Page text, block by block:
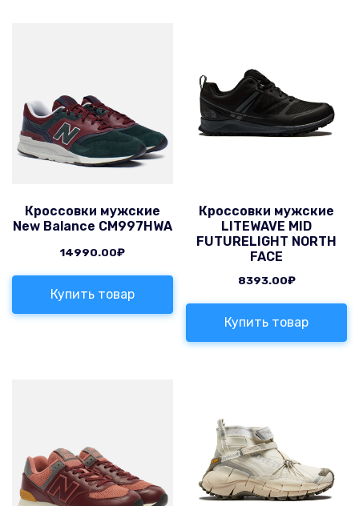
Кроссовки мужские
New Balance CM997HWA
14990.00₽
Купить товар
Кроссовки мужские
LITEWAVE MID
FUTURELIGHT NORTH
FACE
8393.00₽
Купить товар